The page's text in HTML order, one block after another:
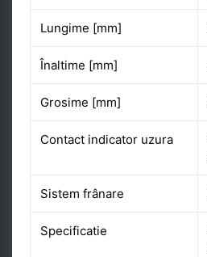
Lungime [mm]
Înaltime [mm]
Grosime [mm]
Contact indicator uzura
Sistem frânare
Specificatie